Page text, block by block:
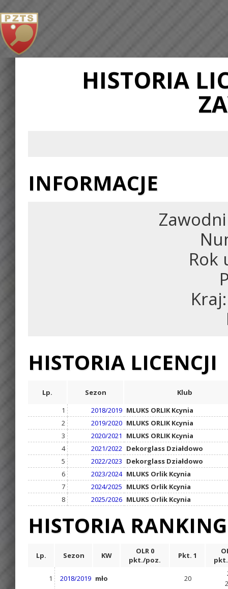
HISTORIA
INFORMACJE
Rok
HISTORIA LICENCJI
Lp. Sezon
Klub
1
2018/2019 MLUKS ORLIK Kcynia
2
2019/2020 MLUKS ORLIK Kcynia
3
2020/2021
MLUKS ORLIK Kcynia
4
2021/2022 Dekorglass Działdowo
5
2022/2023 Dekorglass Działdowo
6
2023/2024 MLUKS Orlik Kcynia
7
2024/2025 MLUKS Orlik Kcynia
8
2025/2026 MLUKS Orlik Kcynia
HISTORIA
Lp. Sezon KW
OLR 0
pkt./poz.
Pkt. 1
1
2018/2019 mło 20